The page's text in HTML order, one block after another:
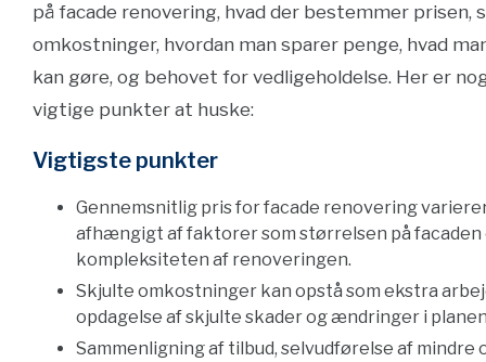
på facade renovering, hvad der bestemmer prisen,
omkostninger, hvordan man sparer penge, hvad
kan gøre, og behovet for vedligeholdelse. Her er
vigtige punkter at huske:
Vigtigste punkter
Gennemsnitlig pris for facade renovering
afhængigt af faktorer som størrelsen på facaden
kompleksiteten af renoveringen.
Skjulte omkostninger kan opstå som ekstra
opdagelse af skjulte skader og ændringer i
Sammenligning af tilbud, selvudførelse af mindre